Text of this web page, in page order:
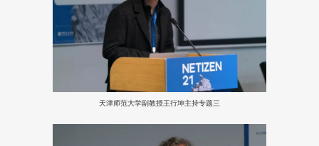
天津师范大学副教授王行坤主持专题三